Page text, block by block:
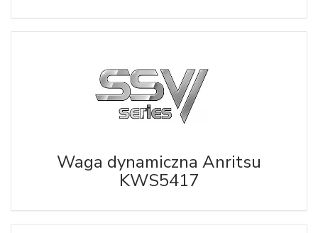
Waga dynamiczna Anritsu
KWS5417